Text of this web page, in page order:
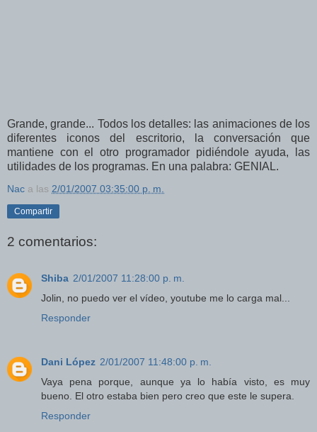
Grande, grande... Todos los detalles: las animaciones de los
diferentes iconos del escritorio, la conversación que
mantiene con el otro programador pidiéndole ayuda, las
utilidades de los programas. En una palabra: GENIAL.
Nac a las 2/01/2007 03:35:00 p. m.
Compartir
2 comentarios:
Shiba 2/01/2007 11:28:00 p. m.
Jolin, no puedo ver el vídeo, youtube me lo carga mal...
Responder
Dani López 2/01/2007 11:48:00 p. m.
Vaya pena porque, aunque ya lo había visto, es muy
bueno. El otro estaba bien pero creo que este le supera.
Responder